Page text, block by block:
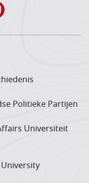
Politieke Partijen
Universiteit